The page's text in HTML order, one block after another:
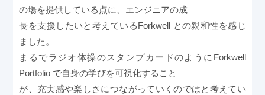
の場を提供している点に、エンジニアの成
長を支援したいと考えているForkwell との親和性を感じ
ました。
まるでラジオ体操のスタンプカードのようにForkwell
Portfolio で自身の学びを可視化すること
が、充実感や楽しさにつながっていくのではと考えてい